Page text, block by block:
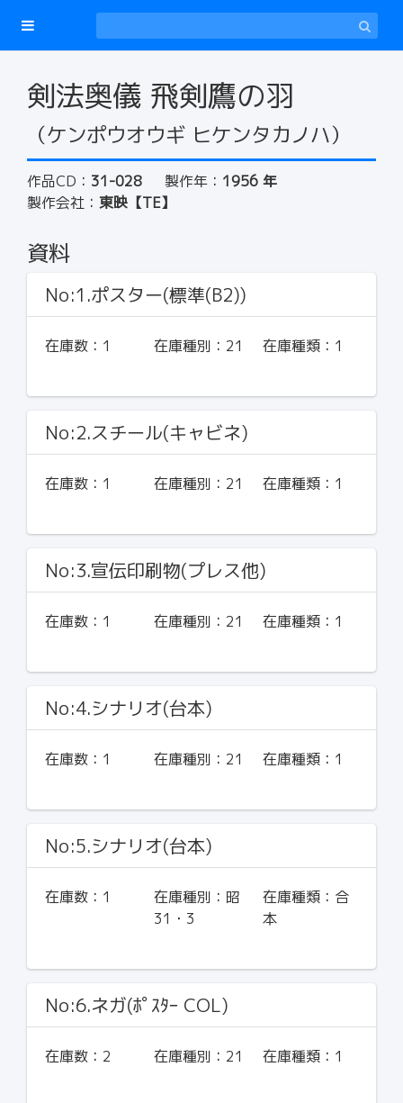
剣法奥儀 飛剣鷹の羽
（ケンポウオウギ ヒケンタカノハ）
作品CD： 31-028 製作年： 1956 年
製作会社： 東映【TE】
資料
No:1.ポスター(標準(B2))
在庫数： 1 在庫種別： 21 在庫種類： 1
No:2.スチール(キャビネ)
在庫数： 1 在庫種別： 21 在庫種類： 1
No:3.宣伝印刷物(プレス他)
在庫数： 1 在庫種別： 21 在庫種類： 1
No:4.シナリオ(台本)
在庫数： 1 在庫種別： 21 在庫種類： 1
No:5.シナリオ(台本)
在庫数： 1 在庫種別： 昭
31・3
在庫種類： 合
本
No:6.ネガ(ﾎﾟｽﾀｰ COL)
在庫数： 2 在庫種別： 21 在庫種類： 1